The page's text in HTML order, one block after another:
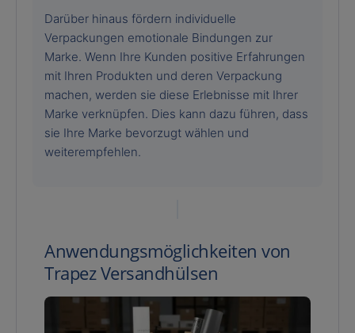
Darüber hinaus fördern individuelle
Verpackungen emotionale Bindungen zur
Marke. Wenn Ihre Kunden positive Erfahrungen
mit Ihren Produkten und deren Verpackung
machen, werden sie diese Erlebnisse mit Ihrer
Marke verknüpfen. Dies kann dazu führen, dass
sie Ihre Marke bevorzugt wählen und
weiterempfehlen.
Anwendungsmöglichkeiten von
Trapez Versandhülsen